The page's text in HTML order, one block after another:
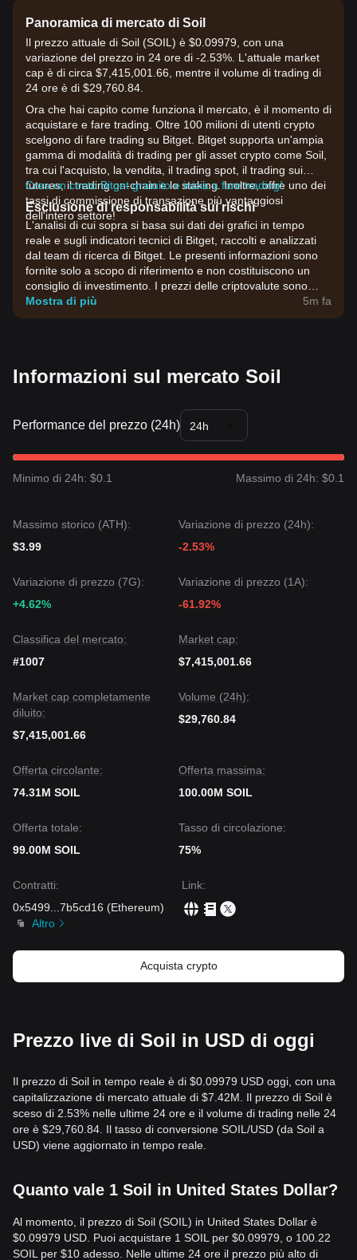
Panoramica di mercato di Soil
Il prezzo attuale di Soil (SOIL) è $0.09979, con una
variazione del prezzo in 24 ore di -2.53%. L'attuale market
cap è di circa $7,415,001.66, mentre il volume di trading di
24 ore è di $29,760.84.
Ora che hai capito come funziona il mercato, è il momento di
acquistare e fare trading. Oltre 100 milioni di utenti crypto
scelgono di fare trading su Bitget. Bitget supporta un'ampia
gamma di modalità di trading per gli asset crypto come Soil,
tra cui l'acquisto, la vendita, il trading spot, il trading sui
futures, il trading on-chain e lo staking. Inoltre, offre uno dei
tassi di commissione di transazione più vantaggiosi
dell'intero settore!
Crea un conto Bitget gratuito e inizia a fare trading!
Esclusione di responsabilità sui rischi
L'analisi di cui sopra si basa sui dati dei grafici in tempo
reale e sugli indicatori tecnici di Bitget, raccolti e analizzati
dal team di ricerca di Bitget. Le presenti informazioni sono
fornite solo a scopo di riferimento e non costituiscono un
consiglio di investimento. I prezzi delle criptovalute sono
estremamente volatili. Prendi decisioni di investimento in
base alla tua propensione al rischio.
Mostra di più 5m fa
Informazioni sul mercato Soil
Performance del prezzo (24h) 24h
Minimo di 24h: $0.1 Massimo di 24h: $0.1
Massimo storico (ATH):
$3.99
Variazione di prezzo (24h):
-2.53%
Variazione di prezzo (7G):
+4.62%
Variazione di prezzo (1A):
-61.92%
Classifica del mercato:
#1007
Market cap:
$7,415,001.66
Market cap completamente
diluito:
$7,415,001.66
Volume (24h):
$29,760.84
Offerta circolante:
74.31M SOIL
Offerta massima:
100.00M SOIL
Offerta totale:
99.00M SOIL
Tasso di circolazione:
75%
Contratti:
0x5499
7b5cd16 (Ethereum)
Altro
Link:
Acquista crypto
Prezzo live di Soil in USD di oggi
Il prezzo di Soil in tempo reale è di $0.09979 USD oggi, con una
capitalizzazione di mercato attuale di $7.42M. Il prezzo di Soil è
sceso di 2.53% nelle ultime 24 ore e il volume di trading nelle 24
ore è $29,760.84. Il tasso di conversione SOIL/USD (da Soil a
USD) viene aggiornato in tempo reale.
Quanto vale 1 Soil in United States Dollar?
Al momento, il prezzo di Soil (SOIL) in United States Dollar è
$0.09979 USD. Puoi acquistare 1 SOIL per $0.09979, o 100.22
SOIL per $10 adesso. Nelle ultime 24 ore il prezzo più alto di